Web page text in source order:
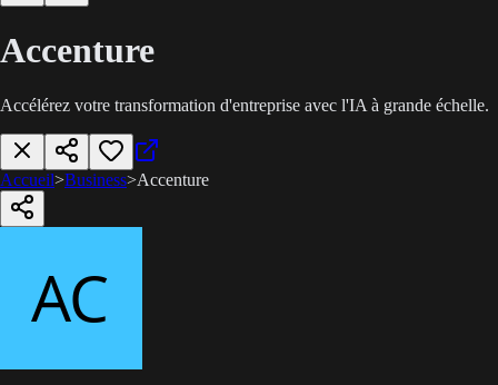
Accenture
Accélérez votre transformation d'entreprise avec l'IA à grande échelle.
Accueil>Business>Accenture